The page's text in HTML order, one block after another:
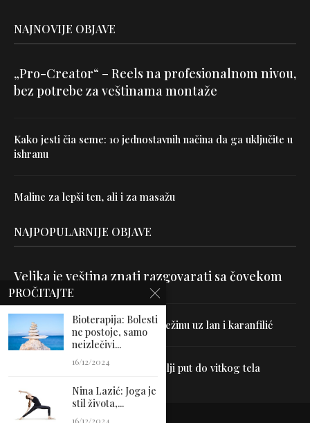
NAJNOVIJE OBJAVE
„Pro-Creator“ – Reels na profesionalnom nivou,
bez potrebe za veštinama montaže
Kako jesti čia seme: 10 jednostavnih načina da ga uključite u
ishranu
Maline za lepši ten, ali i za masažu
NAJPOPULARNIJE OBJAVE
Velika je veština znati razgovarati sa čovekom
Uništite parazite i normalizujte težinu uz lan i karanfilić
Dr Hajder: Akupunktura je najbolji put do vitkog tela
PROČITAJTE
Bioterapija: Bolesti
ne postoje, samo
neizlečivi...
16/12/2024
Nina Lazić: Joga je
stil života,...
16/12/2024